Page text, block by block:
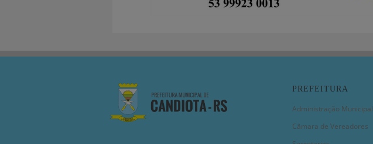
PREFEITURA
Administração Municipal
Câmara de Vereadores